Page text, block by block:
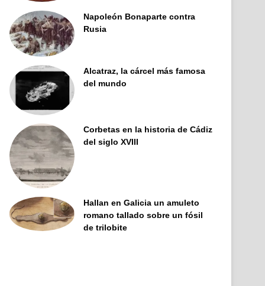
Napoleón Bonaparte contra
Rusia
Alcatraz, la cárcel más famosa
del mundo
Corbetas en la historia de Cádiz
del siglo XVIII
Hallan en Galicia un amuleto
romano tallado sobre un fósil
de trilobite